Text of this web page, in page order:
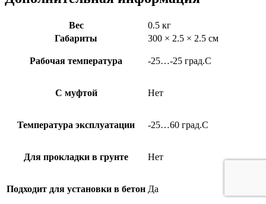
Вес
0.5 кг
Габариты
300 × 2.5 × 2.5 см
Рабочая температура -25…-25 град.C
С муфтой Нет
Температура эксплуатации -25…60 град.C
Для прокладки в грунте Нет
Подходит для установки в бетон Да